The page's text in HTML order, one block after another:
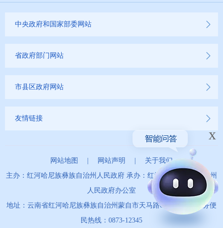
中央政府和国家部委网站
省政府部门网站
市县区政府网站
友情链接
网站地图 网站声明
关于我们
主办：红河哈尼族彝族自治州人民政府 承办：红河哈尼族彝族自治州
人民政府办公室
地址：云南省红河哈尼族彝族自治州蒙自市天马路67号 政务服务便
民热线：0873-12345
x